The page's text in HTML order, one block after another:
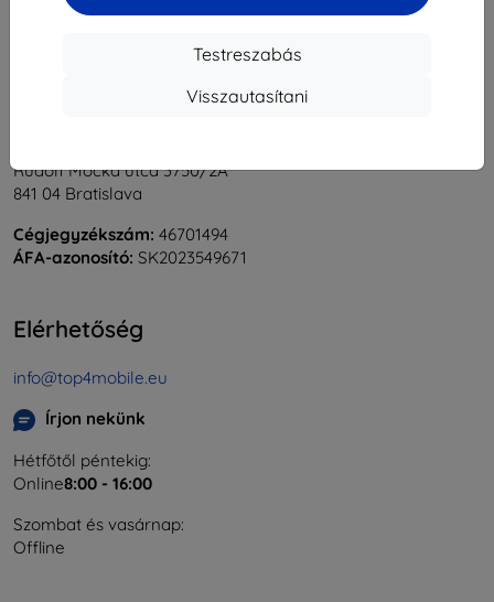
Testreszabás
Visszautasítani
Rudolf Mocka utca 3750/2A
841 04 Bratislava
Cégjegyzékszám: 46701494
ÁFA-azonosító: SK2023549671
Elérhetőség
info@top4mobile.eu
Írjon nekünk
Hétfőtől péntekig:
Online8:00 - 16:00
Szombat és vasárnap:
Offline